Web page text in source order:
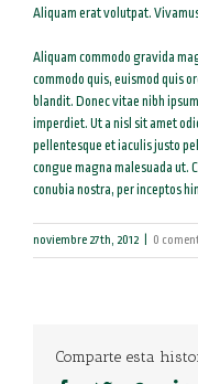
Aliquam erat volutpat.
Aliquam commodo gravida
commodo quis, euismod quis
blandit. Donec vitae nibh
imperdiet. Ut a nisl sit amet
pellentesque et iaculis justo
congue magna malesuada ut.
conubia nostra, per inceptos
noviembre 27th, 2012 0
Comparte esta